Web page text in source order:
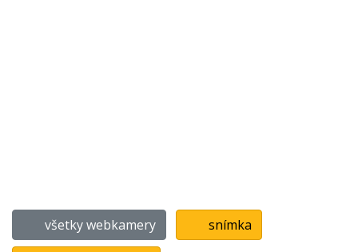
všetky webkamery snímka